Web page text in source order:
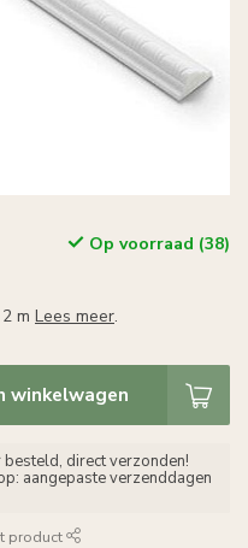
Op voorraad (38)
m Lees meer.
winkelwagen
direct verzonden!
aangepaste verzenddagen
product